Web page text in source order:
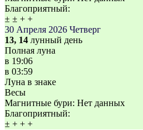
Благоприятный:
± ± + +
30 Апреля 2026 Четверг
13, 14 лунный день
Полная луна
в 19:06
в 03:59
Луна в знаке
Весы
Магнитные бури: Нет данных
Благоприятный:
± + + +